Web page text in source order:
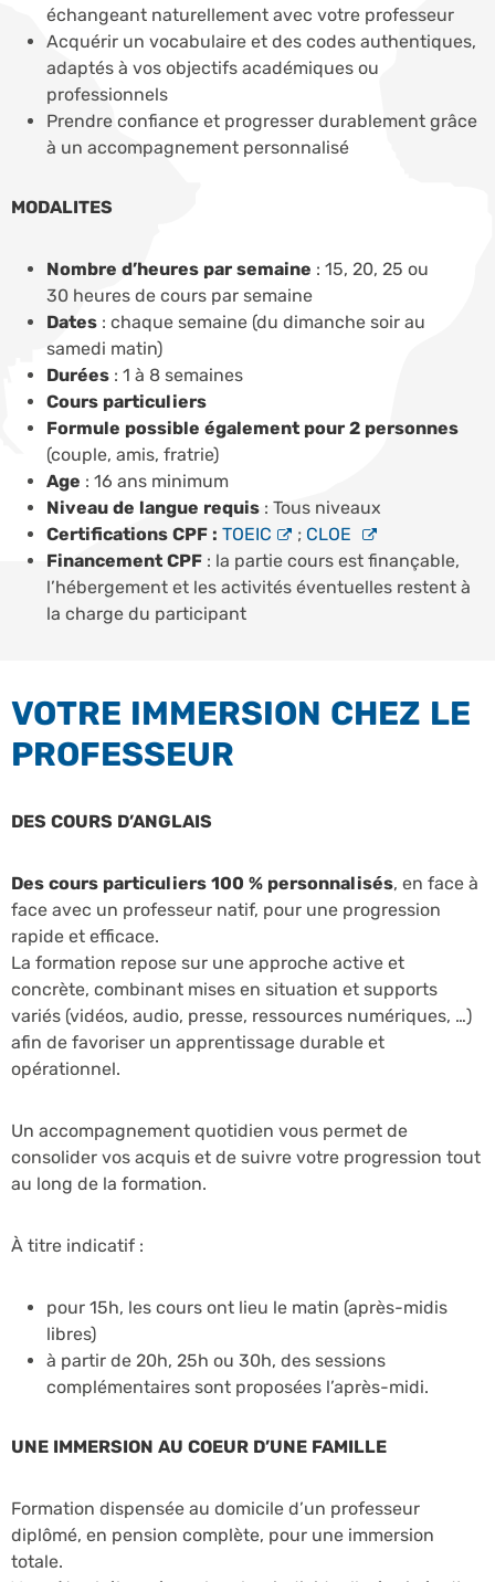
échangeant naturellement avec votre professeur
Acquérir un vocabulaire et des codes authentiques,
adaptés à vos objectifs académiques ou
professionnels
Prendre confiance et progresser durablement grâce
à un accompagnement personnalisé
MODALITES
Nombre d’heures par semaine : 15, 20, 25 ou
30 heures de cours par semaine
Dates : chaque semaine (du dimanche soir au
samedi matin)
Durées : 1 à 8 semaines
Cours particuliers
Formule possible également pour 2 personnes
(couple, amis, fratrie)
Age : 16 ans minimum
Niveau de langue requis : Tous niveaux
Certifications CPF : TOEIC ; CLOE
Financement CPF : la partie cours est finançable,
l’hébergement et les activités éventuelles restent à
la charge du participant
VOTRE IMMERSION CHEZ LE
PROFESSEUR
DES COURS D’ANGLAIS
Des cours particuliers 100 % personnalisés, en face à
face avec un professeur natif, pour une progression
rapide et efficace.
La formation repose sur une approche active et
concrète, combinant mises en situation et supports
variés (vidéos, audio, presse, ressources numériques, …)
afin de favoriser un apprentissage durable et
opérationnel.
Un accompagnement quotidien vous permet de
consolider vos acquis et de suivre votre progression tout
au long de la formation.
À titre indicatif :
pour 15h, les cours ont lieu le matin (après-midis
libres)
à partir de 20h, 25h ou 30h, des sessions
complémentaires sont proposées l’après-midi.
UNE IMMERSION AU COEUR D’UNE FAMILLE
Formation dispensée au domicile d’un professeur
diplômé, en pension complète, pour une immersion
totale.